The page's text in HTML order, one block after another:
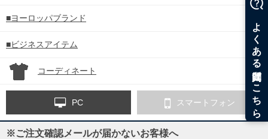
■ヨーロッパブランド
■ビジネスアイテム
コーディネート
PC スマートフォン
※ご注文確認メールが届かないお客様へ